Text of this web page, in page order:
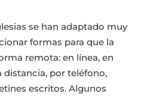
se han adaptado muy
formas para que la
remota: en línea, en
distancia, por teléfono,
escritos. Algunos